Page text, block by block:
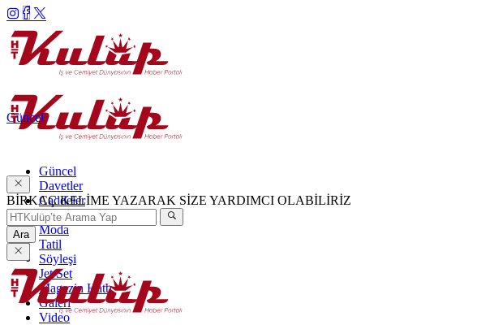
Güncel
Davetler
Caddeler
Haftanın Şıkları
Moda
Tatil
Söyleşi
Jet Set
Magazin Hattı
Galeri
Video
Güncel
BİRKAÇ KELİME YAZARAK SİZE YARDIMCI OLABİLİRİZ
Ara